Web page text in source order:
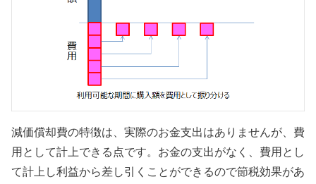
減価償却費の特徴は、実際のお金支出はありませんが、費
用として計上できる点です。お金の支出がなく、費用とし
て計上し利益から差し引くことができるので節税効果があ